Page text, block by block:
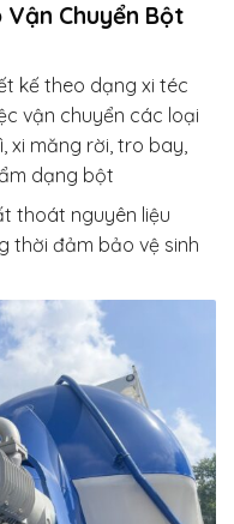
Vận Chuyển Bột
kế theo dạng xi téc
vận chuyển các loại
xi măng rời, tro bay,
dạng bột
thoát nguyên liệu
thời đảm bảo vệ sinh